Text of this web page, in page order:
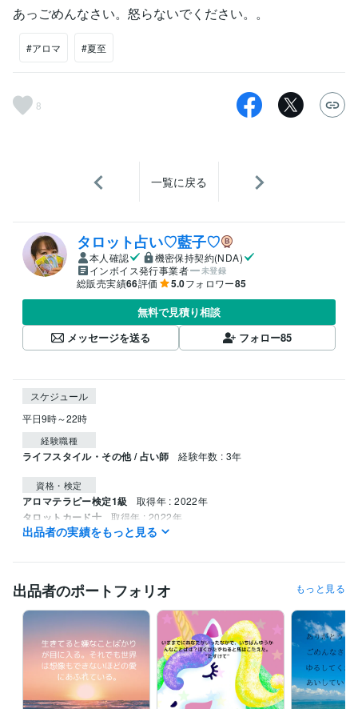
あっごめんなさい。怒らないでください。。
#アロマ #夏至
8
一覧に戻る
タロット占い♡藍子♡
本人確認
機密保持契約(NDA)
インボイス発行事業者
未登録
総販売実績66評価 5.0フォロワー85
無料で見積り相談
メッセージを送る
フォロー85
スケジュール
平日9時～22時
経験職種
ライフスタイル・その他 / 占い師 経験年数 : 3年
資格・検定
アロマテラピー検定1級 取得年 : 2022年
タロットカード士 取得年 : 2022年
認定レイキヒーラー 取得年 : 2020年
得意分野
に必要な香り
出品者の実績をもっと見る
出品者のポートフォリオ もっと見る